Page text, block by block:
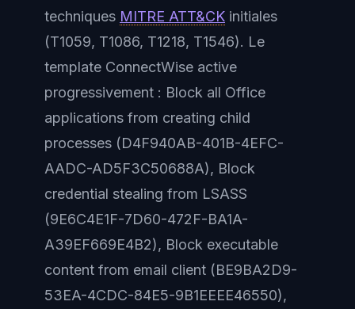
techniques MITRE ATT&CK initiales
(T1059, T1086, T1218, T1546). Le
template ConnectWise active
progressivement : Block all Office
applications from creating child
processes (D4F940AB-401B-4EFC-
AADC-AD5F3C50688A), Block
credential stealing from LSASS
(9E6C4E1F-7D60-472F-BA1A-
A39EF669E4B2), Block executable
content from email client (BE9BA2D9-
53EA-4CDC-84E5-9B1EEEE46550),